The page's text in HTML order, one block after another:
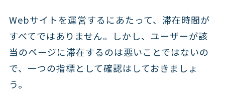
Webサイトを運営するにあたって、滞在時間が
すべてではありません。しかし、ユーザーが該
当のページに滞在するのは悪いことではないの
で、一つの指標として確認はしておきましょ
う。